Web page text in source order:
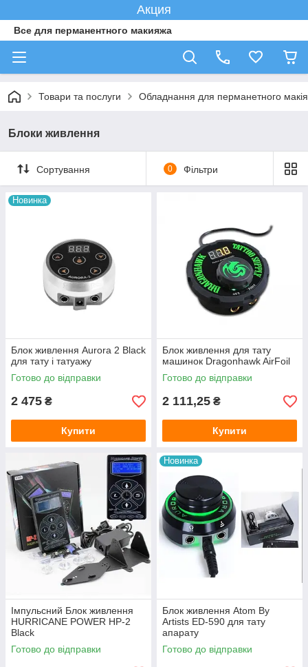
Акция
Все для перманентного макияжа
Товари та послуги Обладнання для перманетного
Блоки живлення
Сортування 0 Фільтри
Новинка
Блок живлення Aurora 2 Black
для тату і татуажу
Готово до відправки
2 475 ₴
Купити
Блок живлення для тату
машинок Dragonhawk AirFoil
Готово до відправки
2 111,25 ₴
Купити
Імпульсний Блок живлення
HURRICANE POWER HP-2
Black
Готово до відправки
Новинка
Блок живлення Atom By
Artists ED-590 для тату
апарату
Готово до відправки